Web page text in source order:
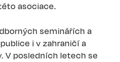
asociace.
seminářích a
i v zahraničí a
V posledních letech se